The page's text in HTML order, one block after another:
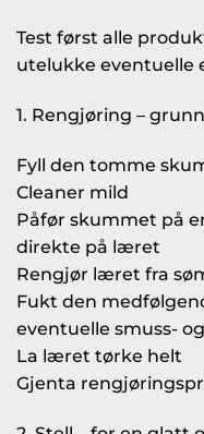
Test først alle
utelukke eventuelle
1. Rengjøring –
Fyll den tomme
Cleaner mild
Påfør skummet på
direkte på læret
Rengjør læret fra
Fukt den
eventuelle smuss-
La læret tørke helt
Gjenta